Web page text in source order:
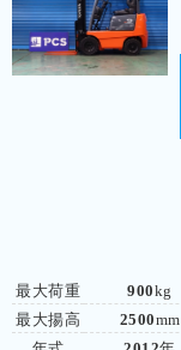
最大荷重
最大揚高
900kg
2500mm